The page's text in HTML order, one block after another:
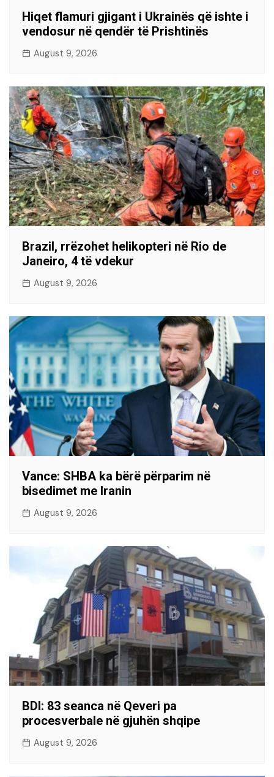
Hiqet flamuri gjigant i Ukrainës që ishte i
vendosur në qendër të Prishtinës
August 9, 2026
Brazil, rrëzohet helikopteri në Rio de
Janeiro, 4 të vdekur
August 9, 2026
Vance: SHBA ka bërë përparim në
bisedimet me Iranin
August 9, 2026
BDI: 83 seanca në Qeveri pa
procesverbale në gjuhën shqipe
August 9, 2026